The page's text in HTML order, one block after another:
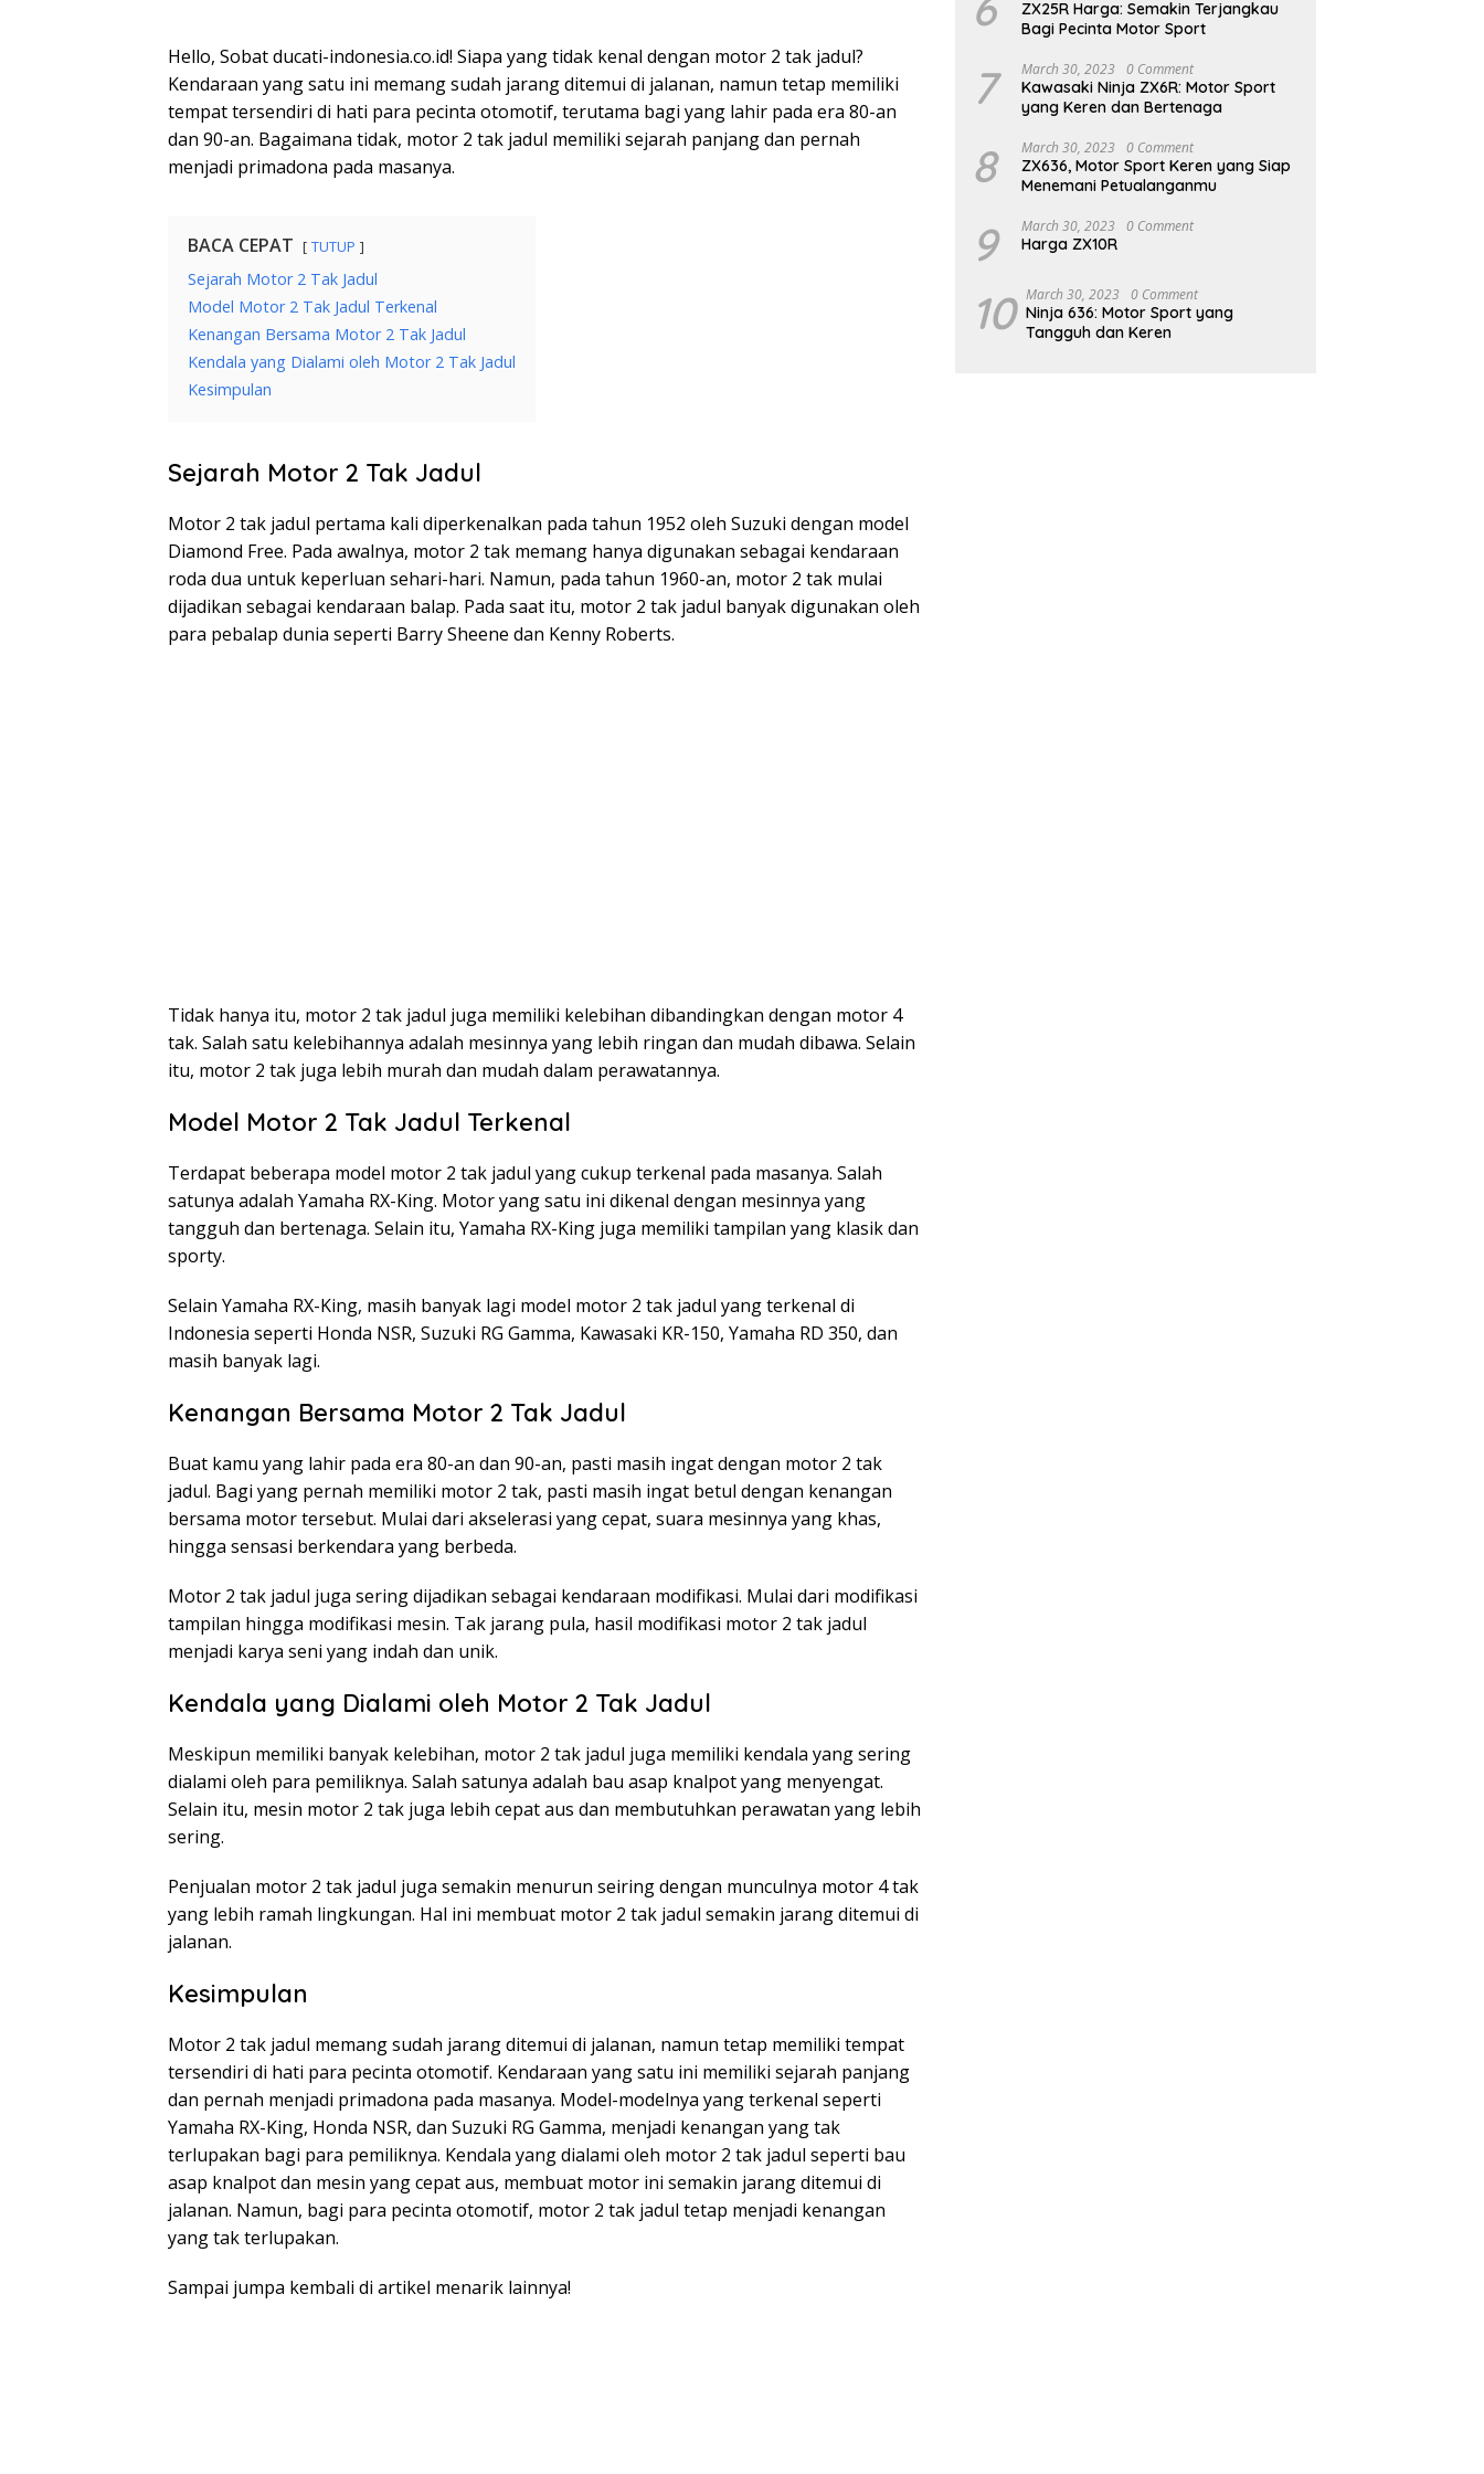
Hello, Sobat ducati-indonesia.co.id! Siapa yang tidak kenal dengan motor 2 tak jadul?
Kendaraan yang satu ini memang sudah jarang ditemui di jalanan, namun tetap memiliki
tempat tersendiri di hati para pecinta otomotif, terutama bagi yang lahir pada era 80-an
dan 90-an. Bagaimana tidak, motor 2 tak jadul memiliki sejarah panjang dan pernah
menjadi primadona pada masanya.
BACA CEPAT TUTUP
Sejarah Motor 2 Tak Jadul
Model Motor 2 Tak Jadul Terkenal
Kenangan Bersama Motor 2 Tak Jadul
Kendala yang Dialami oleh Motor 2 Tak Jadul
Kesimpulan
Sejarah Motor 2 Tak Jadul
Motor 2 tak jadul pertama kali diperkenalkan pada tahun 1952 oleh Suzuki dengan model
Diamond Free. Pada awalnya, motor 2 tak memang hanya digunakan sebagai kendaraan
roda dua untuk keperluan sehari-hari. Namun, pada tahun 1960-an, motor 2 tak mulai
dijadikan sebagai kendaraan balap. Pada saat itu, motor 2 tak jadul banyak digunakan oleh
para pebalap dunia seperti Barry Sheene dan Kenny Roberts.
Tidak hanya itu, motor 2 tak jadul juga memiliki kelebihan dibandingkan dengan motor 4
tak. Salah satu kelebihannya adalah mesinnya yang lebih ringan dan mudah dibawa. Selain
itu, motor 2 tak juga lebih murah dan mudah dalam perawatannya.
Model Motor 2 Tak Jadul Terkenal
Terdapat beberapa model motor 2 tak jadul yang cukup terkenal pada masanya. Salah
satunya adalah Yamaha RX-King. Motor yang satu ini dikenal dengan mesinnya yang
tangguh dan bertenaga. Selain itu, Yamaha RX-King juga memiliki tampilan yang klasik dan
sporty.
Selain Yamaha RX-King, masih banyak lagi model motor 2 tak jadul yang terkenal di
Indonesia seperti Honda NSR, Suzuki RG Gamma, Kawasaki KR-150, Yamaha RD 350, dan
masih banyak lagi.
Kenangan Bersama Motor 2 Tak Jadul
Buat kamu yang lahir pada era 80-an dan 90-an, pasti masih ingat dengan motor 2 tak
jadul. Bagi yang pernah memiliki motor 2 tak, pasti masih ingat betul dengan kenangan
bersama motor tersebut. Mulai dari akselerasi yang cepat, suara mesinnya yang khas,
hingga sensasi berkendara yang berbeda.
Motor 2 tak jadul juga sering dijadikan sebagai kendaraan modifikasi. Mulai dari modifikasi
tampilan hingga modifikasi mesin. Tak jarang pula, hasil modifikasi motor 2 tak jadul
menjadi karya seni yang indah dan unik.
Kendala yang Dialami oleh Motor 2 Tak Jadul
Meskipun memiliki banyak kelebihan, motor 2 tak jadul juga memiliki kendala yang sering
dialami oleh para pemiliknya. Salah satunya adalah bau asap knalpot yang menyengat.
Selain itu, mesin motor 2 tak juga lebih cepat aus dan membutuhkan perawatan yang lebih
sering.
Penjualan motor 2 tak jadul juga semakin menurun seiring dengan munculnya motor 4 tak
yang lebih ramah lingkungan. Hal ini membuat motor 2 tak jadul semakin jarang ditemui di
jalanan.
Kesimpulan
Motor 2 tak jadul memang sudah jarang ditemui di jalanan, namun tetap memiliki tempat
tersendiri di hati para pecinta otomotif. Kendaraan yang satu ini memiliki sejarah panjang
dan pernah menjadi primadona pada masanya. Model-modelnya yang terkenal seperti
Yamaha RX-King, Honda NSR, dan Suzuki RG Gamma, menjadi kenangan yang tak
terlupakan bagi para pemiliknya. Kendala yang dialami oleh motor 2 tak jadul seperti bau
asap knalpot dan mesin yang cepat aus, membuat motor ini semakin jarang ditemui di
jalanan. Namun, bagi para pecinta otomotif, motor 2 tak jadul tetap menjadi kenangan
yang tak terlupakan.
Sampai jumpa kembali di artikel menarik lainnya!
ZX25R Harga: Semakin Terjangkau
Bagi Pecinta Motor Sport
7 March 30, 2023 0 Comment
Kawasaki Ninja ZX6R: Motor Sport
yang Keren dan Bertenaga
8 March 30, 2023 0 Comment
ZX636, Motor Sport Keren yang Siap
Menemani Petualanganmu
9 March 30, 2023 0 Comment
Harga ZX10R
10 March 30, 2023 0 Comment
Ninja 636: Motor Sport yang
Tangguh dan Keren